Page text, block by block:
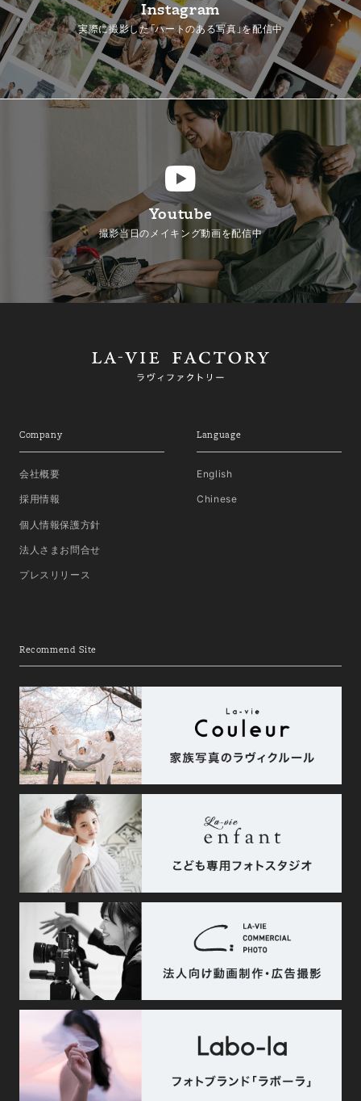
Instagram
実際に撮影した「ハートのある写真」を配信中
Youtube
撮影当日のメイキング動画を配信中
Company
会社概要
採用情報
個人情報保護方針
法人さまお問合せ
プレスリリース
Language
English
Chinese
Recommend Site